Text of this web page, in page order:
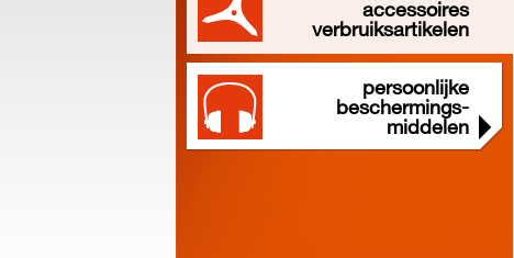
accessoires
verbruiksartikelen
persoonlijke
beschermings-
middelen